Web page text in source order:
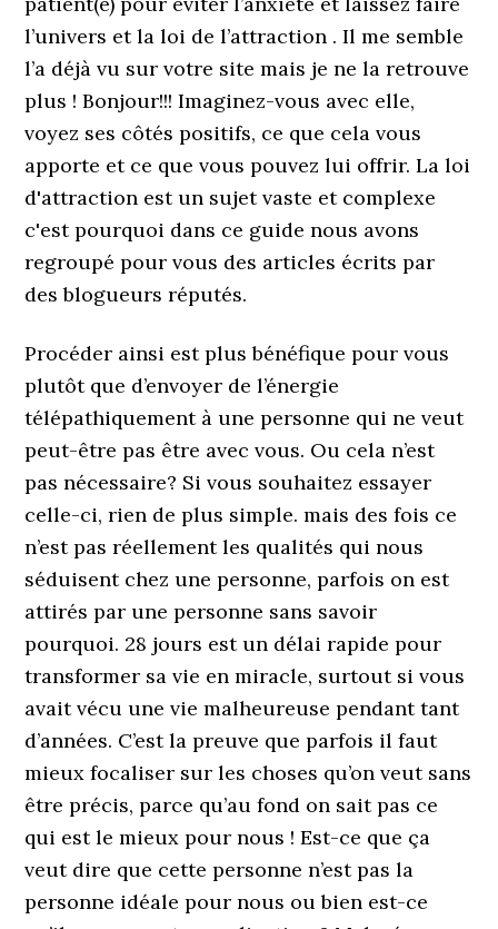
Procéder ainsi est plus bénéfique pour vous
plutôt que d’envoyer de l’énergie
télépathiquement à une personne qui ne veut
peut-être pas être avec vous. Ou cela n’est
pas nécessaire? Si vous souhaitez essayer
celle-ci, rien de plus simple. mais des fois ce
n’est pas réellement les qualités qui nous
séduisent chez une personne, parfois on est
attirés par une personne sans savoir
pourquoi. 28 jours est un délai rapide pour
transformer sa vie en miracle, surtout si vous
avait vécu une vie malheureuse pendant tant
d’années. C’est la preuve que parfois il faut
mieux focaliser sur les choses qu’on veut sans
être précis, parce qu’au fond on sait pas ce
qui est le mieux pour nous ! Est-ce que ça
veut dire que cette personne n’est pas la
personne idéale pour nous ou bien est-ce